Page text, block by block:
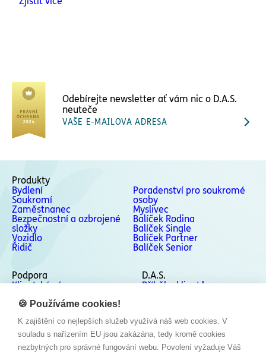
Odebírejte newsletter ať vám nic o D.A.S.
neuteče
VAŠE E-MAILOVA ADRESA
Produkty
Bydlení
Soukromí
Zaměstnanec
Bezpečnostní a ozbrojené
složky
Vozidlo
Řidič
Poradenství pro soukromé
osoby
Myslivec
Balíček Rodina
Balíček Single
Balíček Partner
Balíček Senior
Podpora
Klientská zóna
Odstoupení od smlouvy
D.A.S.
Příběhy klientů
Sociální sítě
Facebook
🍪 Používáme cookies!
K zajištění co nejlepších služeb využívá náš web cookies. V
souladu s nařízením EU jsou zakázána, tedy kromě cookies
nezbytných pro správné fungování webu. Povolení vyžaduje Váš